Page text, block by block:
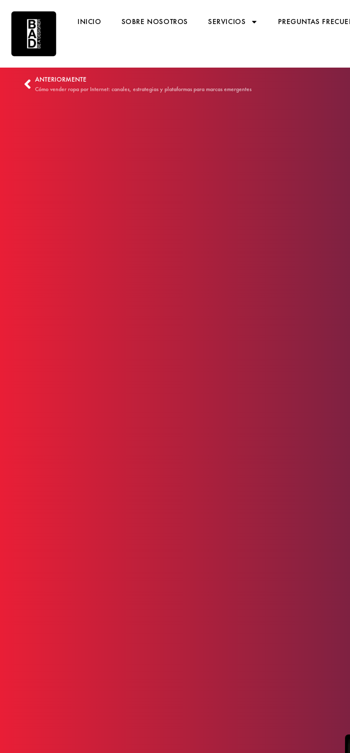
INICIO SOBRE NOSOTROS SERVICIOS PREGUNTAS
ANTERIORMENTE
Cómo vender ropa por Internet: canales, estrategias y plataformas para marcas emergentes